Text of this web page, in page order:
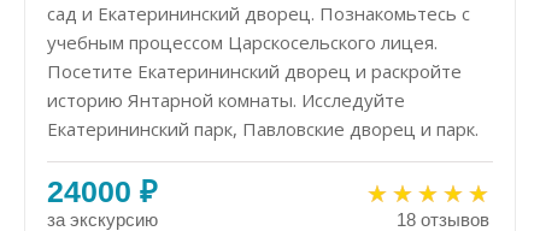
сад и Екатерининский дворец. Познакомьтесь с
учебным процессом Царскосельского лицея.
Посетите Екатерининский дворец и раскройте
историю Янтарной комнаты. Исследуйте
Екатерининский парк, Павловские дворец и парк.
24000 ₽
за экскурсию 18 отзывов